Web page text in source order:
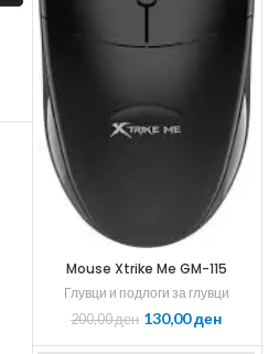
Mouse Xtrike Me GM-115
Глувци и подлоги за глувци
200,00ден 130,00ден